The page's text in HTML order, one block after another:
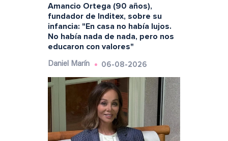
Amancio Ortega (90 años),
fundador de Inditex, sobre su
infancia: "En casa no había lujos.
No había nada de nada, pero nos
educaron con valores"
Daniel Marín 06-08-2026